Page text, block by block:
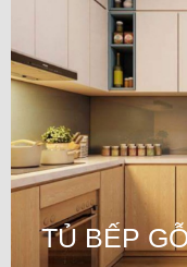
TỦ BẾP